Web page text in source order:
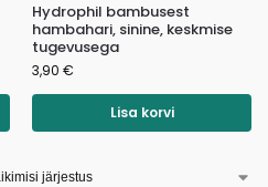
Hydrophil bambusest
hambahari, sinine, keskmise
tugevusega
3,90 €
Lisa korvi